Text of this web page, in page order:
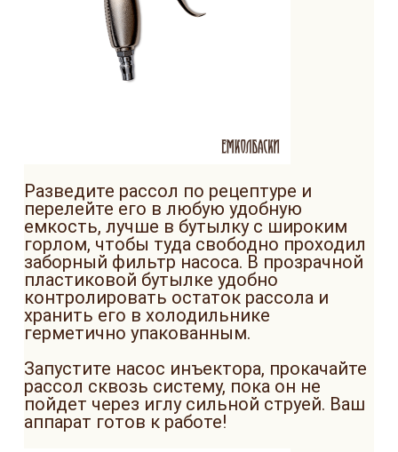
Разведите рассол по рецептуре и
перелейте его в любую удобную
емкость, лучше в бутылку с широким
горлом, чтобы туда свободно проходил
заборный фильтр насоса. В прозрачной
пластиковой бутылке удобно
контролировать остаток рассола и
хранить его в холодильнике
герметично упакованным.
Запустите насос инъектора, прокачайте
рассол сквозь систему, пока он не
пойдет через иглу сильной струей. Ваш
аппарат готов к работе!